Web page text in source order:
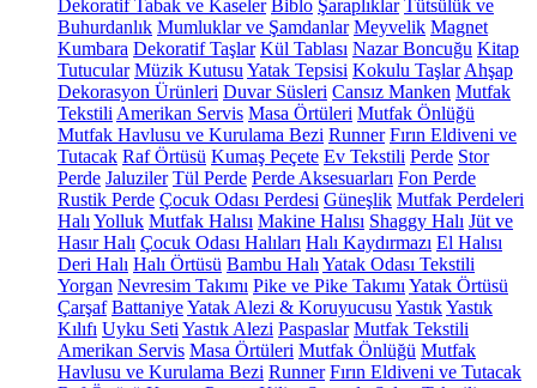
Dekoratif Tabak ve Kaseler Biblo Şaraplıklar Tütsülük ve
Buhurdanlık Mumluklar ve Şamdanlar Meyvelik Magnet
Kumbara Dekoratif Taşlar Kül Tablası Nazar Boncuğu Kitap
Tutucular Müzik Kutusu Yatak Tepsisi Kokulu Taşlar Ahşap
Dekorasyon Ürünleri Duvar Süsleri Cansız Manken Mutfak
Tekstili Amerikan Servis Masa Örtüleri Mutfak Önlüğü
Mutfak Havlusu ve Kurulama Bezi Runner Fırın Eldiveni ve
Tutacak Raf Örtüsü Kumaş Peçete Ev Tekstili Perde Stor
Perde Jaluziler Tül Perde Perde Aksesuarları Fon Perde
Rustik Perde Çocuk Odası Perdesi Güneşlik Mutfak Perdeleri
Halı Yolluk Mutfak Halısı Makine Halısı Shaggy Halı Jüt ve
Hasır Halı Çocuk Odası Halıları Halı Kaydırmazı El Halısı
Deri Halı Halı Örtüsü Bambu Halı Yatak Odası Tekstili
Yorgan Nevresim Takımı Pike ve Pike Takımı Yatak Örtüsü
Çarşaf BattaniyeYatak Alezi & Koruyucusu YastıkYastık
Kılıfı Uyku Seti Yastık Alezi Paspaslar Mutfak Tekstili
Amerikan Servis Masa Örtüleri Mutfak Önlüğü Mutfak
Havlusu ve Kurulama Bezi Runner Fırın Eldiveni ve Tutacak